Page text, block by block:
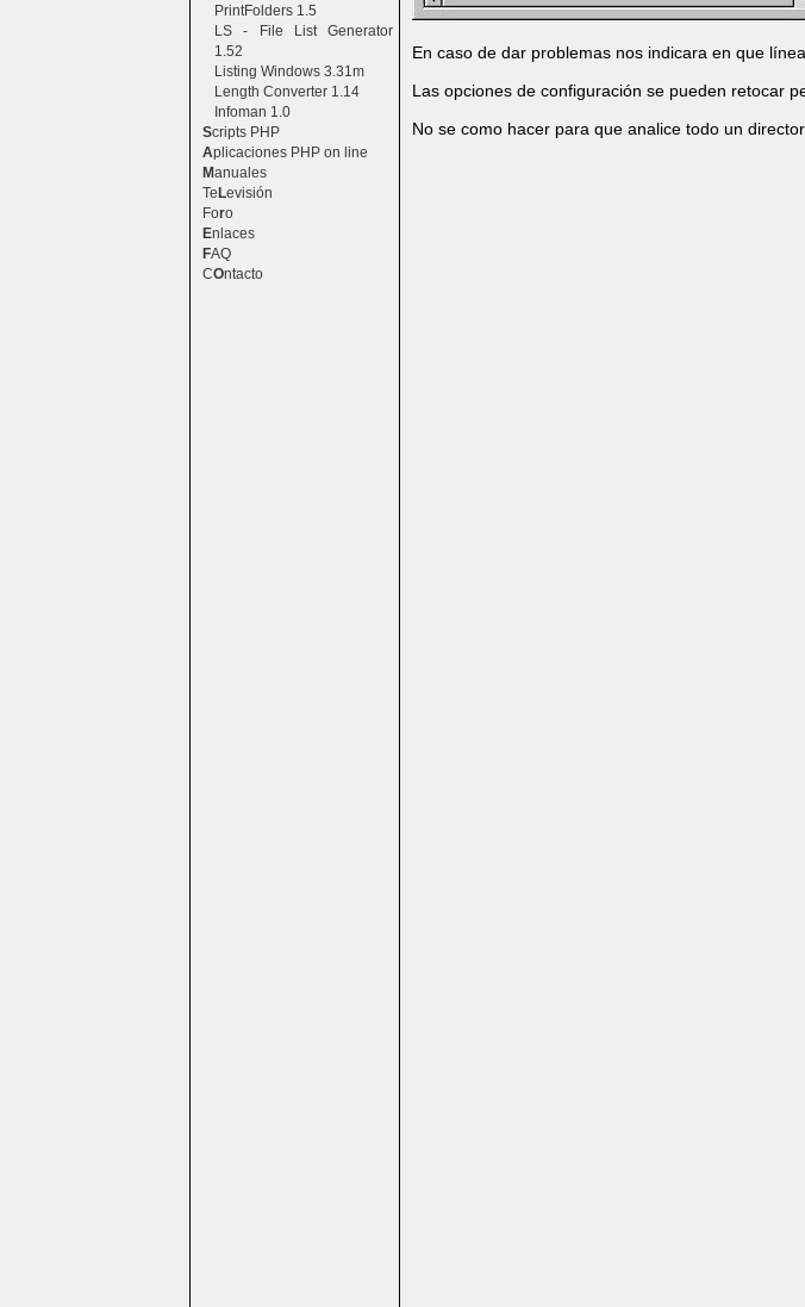
PrintFolders 1.5
LS - File List Generator
1.52
Listing Windows 3.31m
Length Converter 1.14
Infoman 1.0
Scripts PHP
Aplicaciones PHP on line
Manuales
TeLevisión
Foro
Enlaces
FAQ
COntacto
En caso de dar problemas nos indicara en que
Las opciones de configuración se pueden retocar
No se como hacer para que analice todo un